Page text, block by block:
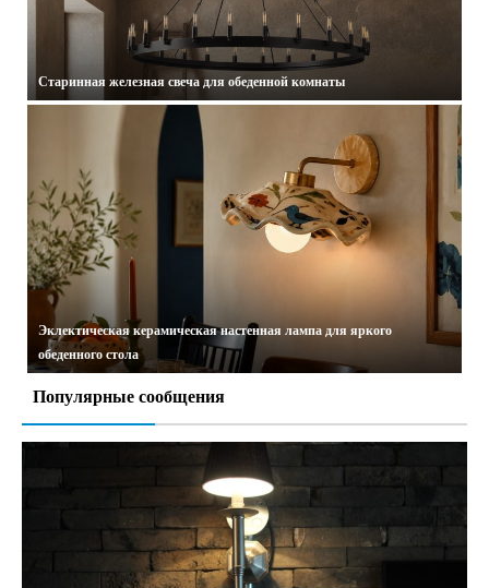
Старинная железная свеча для обеденной комнаты
01.07.2026
Эклектическая керамическая настенная лампа для яркого
обеденного стола
Популярные сообщения